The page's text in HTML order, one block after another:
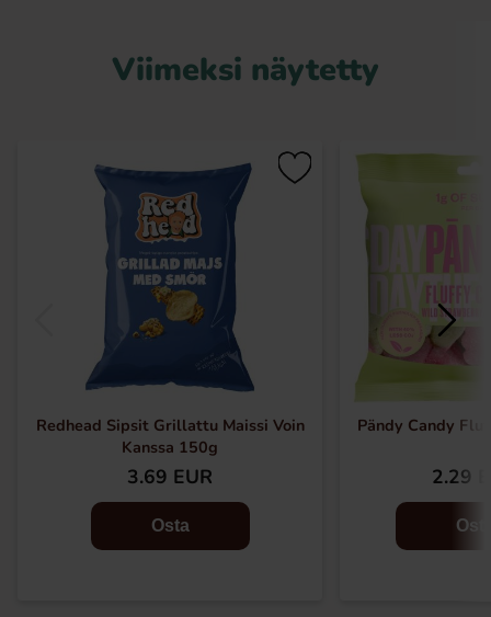
Viimeksi näytetty
Redhead Sipsit Grillattu Maissi Voin
Kanssa 150g
3.69 EUR
Osta
Pändy Candy
2.29